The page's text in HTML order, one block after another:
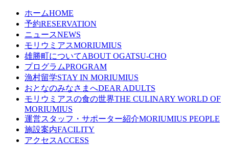
ホームHOME
予約RESERVATION
ニュースNEWS
モリウミアスMORIUMIUS
雄勝町についてABOUT OGATSU-CHO
プログラムPROGRAM
漁村留学STAY IN MORIUMIUS
おとなのみなさまへDEAR ADULTS
モリウミアスの食の世界THE CULINARY WORLD OF
MORIUMIUS
運営スタッフ・サポーター紹介MORIUMIUS PEOPLE
施設案内FACILITY
アクセスACCESS